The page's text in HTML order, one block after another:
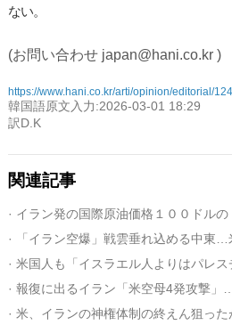
ない。
(お問い合わせ japan@hani.co.kr )
https://www.hani.co.kr/arti/opinion/editorial/
韓国語原文入力:2026-03-01 18:29
訳D.K
関連記事